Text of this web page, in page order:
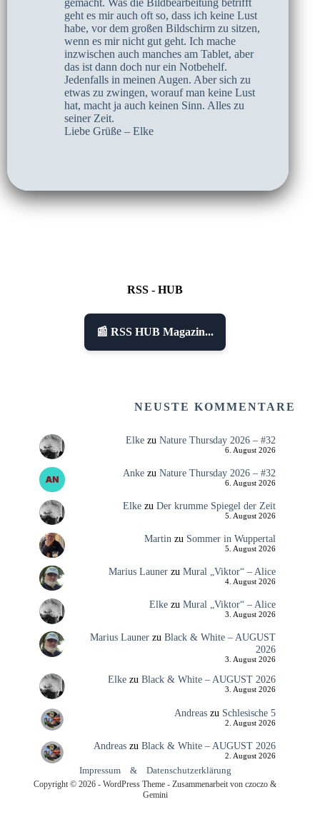
gemacht. Was die Bildbearbeitung betrifft
geht es mir auch oft so, dass ich keine Lust
habe, vor dem großen Bildschirm zu sitzen,
wenn es mir nicht gut geht. Ich mache
inzwischen auch manches am Tablet, aber
das ist dann doch nur ein Notbehelf.
Jedenfalls in meinen Augen. Aber sich zu
etwas zu zwingen, worauf man keine Lust
hat, macht ja auch keinen Sinn. Alles zu
seiner Zeit.
Liebe Grüße – Elke
RSS - HUB
📰 RSS HUB Magazin...
NEUSTE KOMMENTARE
Elkezu Nature Thursday 2026 – #32
6. August 2026
Ankezu Nature Thursday 2026 – #32
6. August 2026
Elkezu Der krumme Spiegel der Zeit
5. August 2026
Martin zu Sommer in Wuppertal
5. August 2026
Marius Launerzu Mural „Viktor“ – Alice
4. August 2026
Elkezu Mural „Viktor“ – Alice
3. August 2026
Marius Launerzu Black & White – AUGUST
2026
3. August 2026
Elkezu Black & White – AUGUST 2026
3. August 2026
Andreaszu Schlesische 5
2. August 2026
Andreaszu Black & White – AUGUST 2026
2. August 2026
Impressum & Datenschutzerklärung
Copyright © 2026 - WordPress Theme - Zusammenarbeit von czoczo &
Gemini